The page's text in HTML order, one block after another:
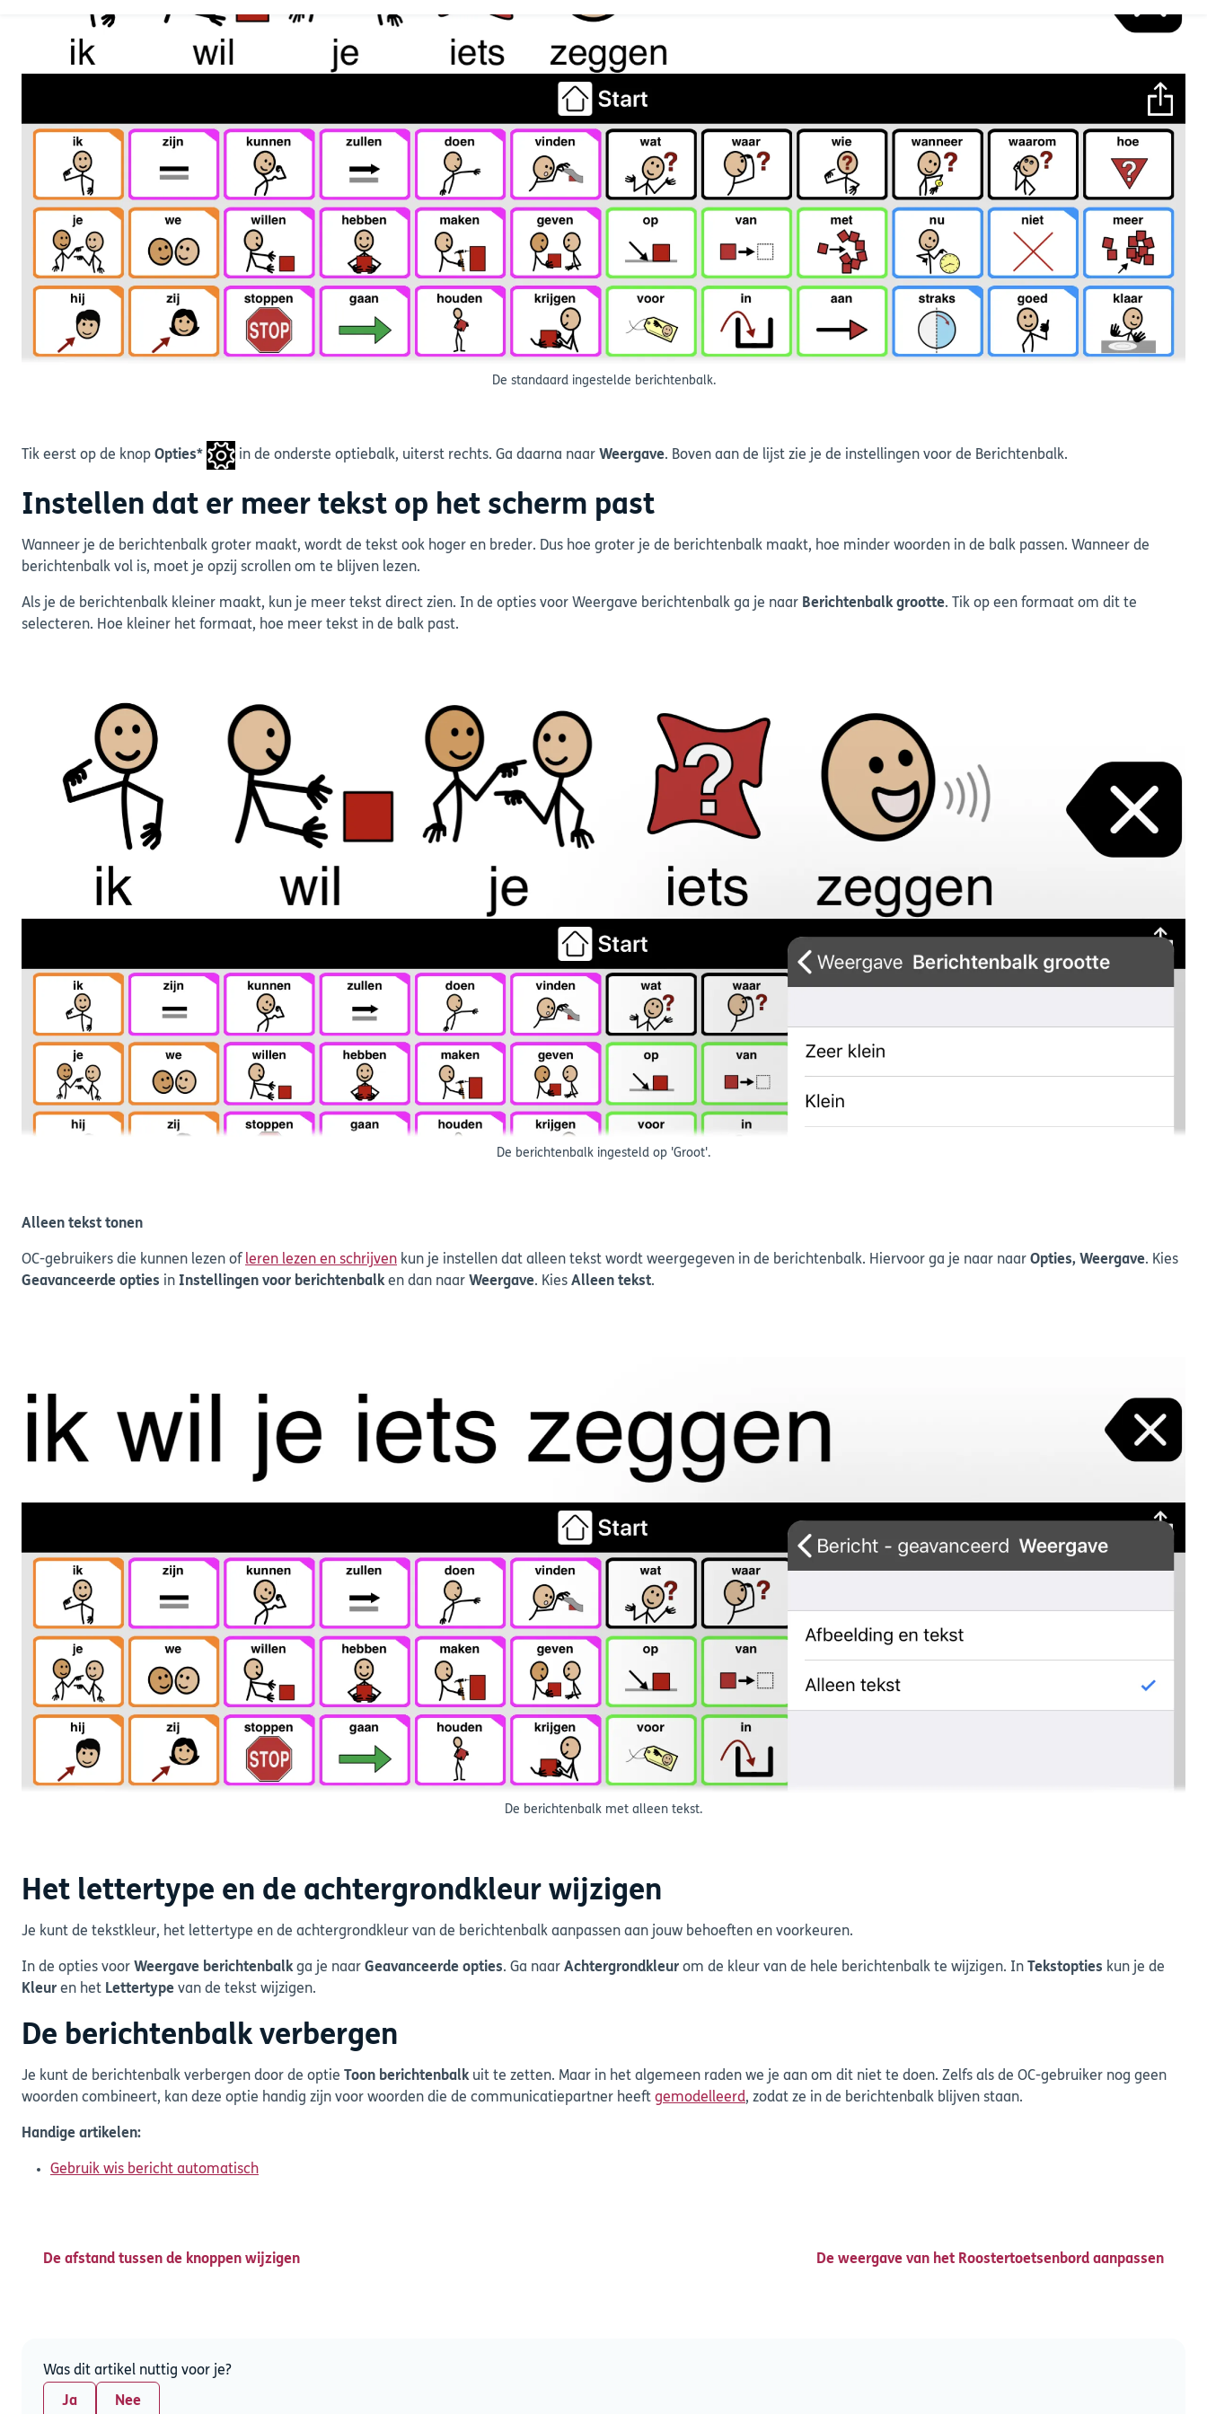
De standaard ingestelde berichtenbalk.
Tik eerst op de knop Opties* in de onderste optiebalk, uiterst rechts. Ga daarna naar Weergave. Boven aan de lijst zie je de instellingen voor de Berichtenbalk.
Instellen dat er meer tekst op het scherm past
Wanneer je de berichtenbalk groter maakt, wordt de tekst ook hoger en breder. Dus hoe groter je de berichtenbalk maakt, hoe minder woorden in de balk passen. Wanneer de
berichtenbalk vol is, moet je opzij scrollen om te blijven lezen.
Als je de berichtenbalk kleiner maakt, kun je meer tekst direct zien. In de opties voor Weergave berichtenbalk ga je naar Berichtenbalk grootte. Tik op een formaat om dit te
selecteren. Hoe kleiner het formaat, hoe meer tekst in de balk past.
De berichtenbalk ingesteld op 'Groot'.
Alleen tekst tonen
OC-gebruikers die kunnen lezen of leren lezen en schrijven kun je instellen dat alleen tekst wordt weergegeven in de berichtenbalk. Hiervoor ga je naar naar Opties, Weergave. Kies
Geavanceerde opties in Instellingen voor berichtenbalken dan naar Weergave. Kies Alleen tekst.
De berichtenbalk met alleen tekst.
Het lettertype en de achtergrondkleur wijzigen
Je kunt de tekstkleur, het lettertype en de achtergrondkleur van de berichtenbalk aanpassen aan jouw behoeften en voorkeuren.
In de opties voor Weergave berichtenbalkga je naar Geavanceerde opties. Ga naar Achtergrondkleur om de kleur van de hele berichtenbalk te wijzigen. In Tekstopties kun je de
Kleur en het Lettertype van de tekst wijzigen.
De berichtenbalk verbergen
Je kunt de berichtenbalk verbergen door de optie Toon berichtenbalkuit te zetten. Maar in het algemeen raden we je aan om dit niet te doen. Zelfs als de OC-gebruiker nog geen
woorden combineert, kan deze optie handig zijn voor woorden die de communicatiepartner heeft gemodelleerd, zodat ze in de berichtenbalk blijven staan.
Handige artikelen:
Gebruik wis bericht automatisch
De afstand tussen de knoppen wijzigen De weergave van het Roostertoetsenbord aanpassen
Was dit artikel nuttig voor je?
Ja Nee